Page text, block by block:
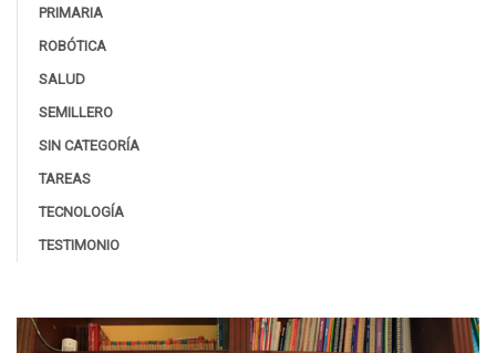
PRIMARIA
ROBÓTICA
SALUD
SEMILLERO
SIN CATEGORÍA
TAREAS
TECNOLOGÍA
TESTIMONIO